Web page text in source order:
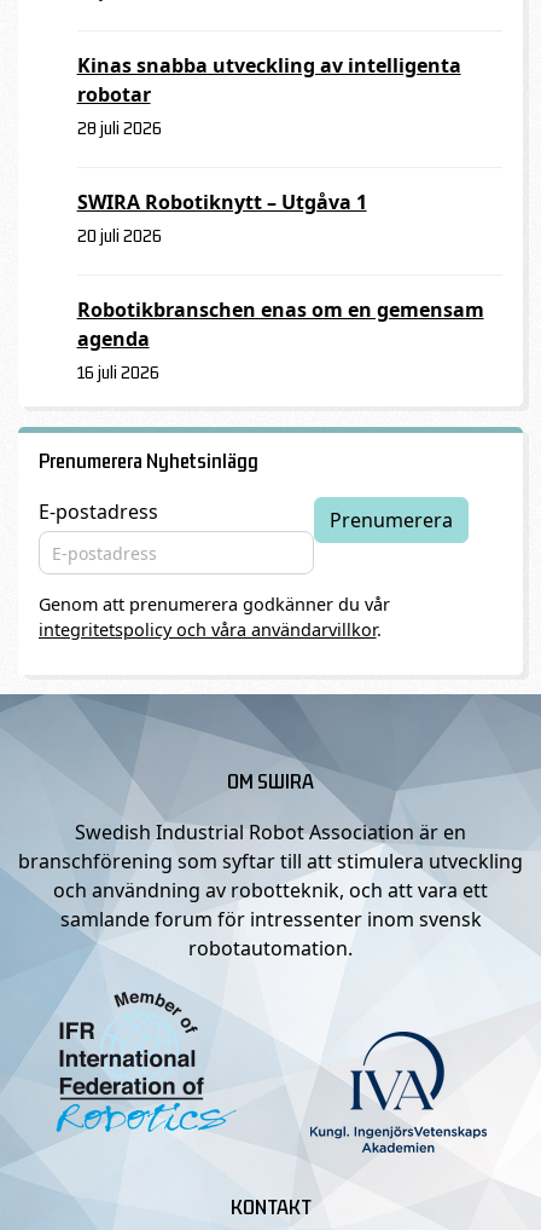
Kinas snabba utveckling av intelligenta
robotar
28 juli 2026
SWIRA Robotiknytt – Utgåva 1
20 juli 2026
Robotikbranschen enas om en gemensam
agenda
16 juli 2026
Prenumerera Nyhetsinlägg
E-postadress
Genom att prenumerera godkänner du vår
integritetspolicy och våra användarvillkor.
OM SWIRA
Swedish Industrial Robot Association är en
branschförening som syftar till att stimulera utveckling
och användning av robotteknik, och att vara ett
samlande forum för intressenter inom svensk
robotautomation.
KONTAKT